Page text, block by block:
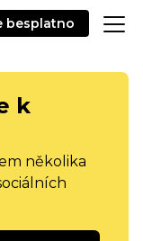
besplatno
k
několika